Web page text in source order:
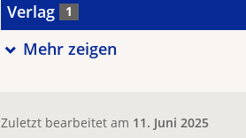
Verlag 1
Mehr zeigen
Zuletzt bearbeitet am 11. Juni 2025